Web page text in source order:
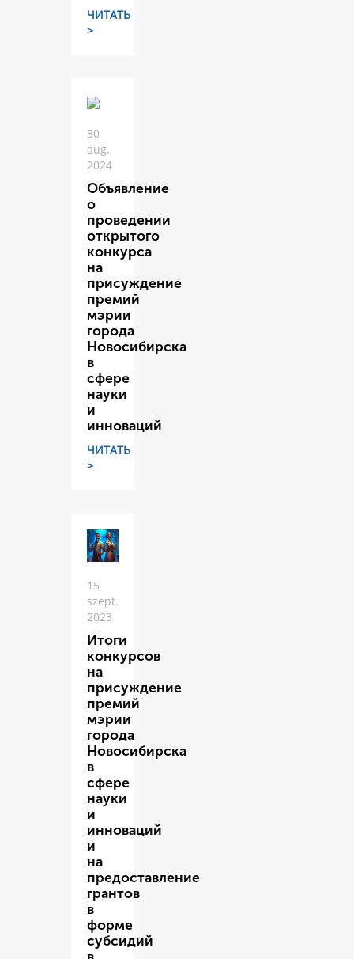
ЧИТАТЬ
>
30
aug.
2024
Объявление
о
проведении
открытого
конкурса
на
присуждение
премий
мэрии
города
Новосибирска
в
сфере
науки
и
инноваций
ЧИТАТЬ
>
15
szept.
2023
Итоги
конкурсов
на
присуждение
премий
мэрии
города
Новосибирска
в
сфере
науки
и
инноваций
и
на
предоставление
грантов
в
форме
субсидий